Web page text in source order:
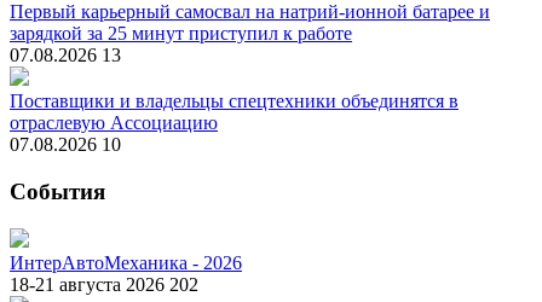
Первый карьерный самосвал на натрий-ионной батарее и
зарядкой за 25 минут приступил к работе
07.08.2026 13
Поставщики и владельцы спецтехники объединятся в
отраслевую Ассоциацию
07.08.2026 10
События
ИнтерАвтоМеханика - 2026
18-21 августа 2026 202